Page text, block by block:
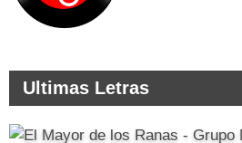
Ultimas Letras